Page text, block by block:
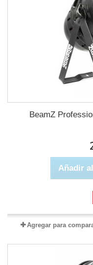
BeamZ
Añadir
Agregar para